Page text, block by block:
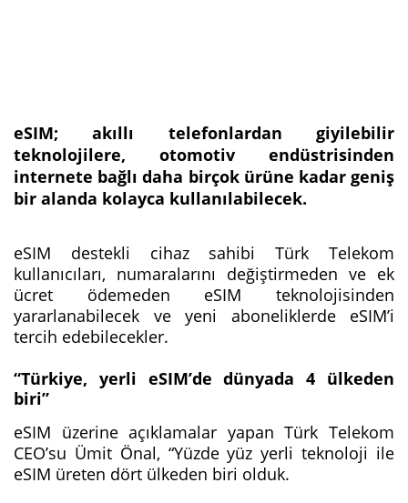
eSIM; akıllı telefonlardan giyilebilir
teknolojilere, otomotiv endüstrisinden
internete bağlı daha birçok ürüne kadar geniş
bir alanda kolayca kullanılabilecek.
eSIM destekli cihaz sahibi Türk Telekom
kullanıcıları, numaralarını değiştirmeden ve ek
ücret ödemeden eSIM teknolojisinden
yararlanabilecek ve yeni aboneliklerde eSIM’i
tercih edebilecekler.
“Türkiye, yerli eSIM’de dünyada 4 ülkeden
biri”
eSIM üzerine açıklamalar yapan Türk Telekom
CEO’su Ümit Önal, “Yüzde yüz yerli teknoloji ile
eSIM üreten dört ülkeden biri olduk.